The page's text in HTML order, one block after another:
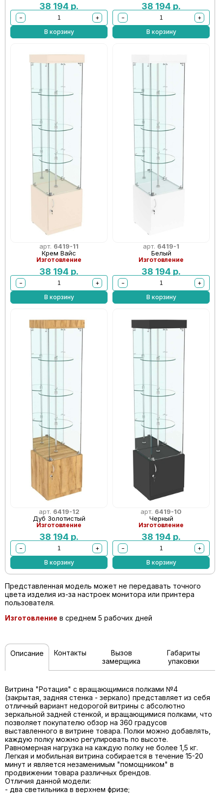
38 194 р.
−
+
В корзину
38 194 р.
−
+
В корзину
арт. 6419-11
Крем Вайс
Изготовление
38 194 р.
−
+
В корзину
арт. 6419-1
Белый
Изготовление
38 194 р.
−
+
В корзину
арт. 6419-12
Дуб Золотистый
Изготовление
38 194 р.
−
+
В корзину
арт. 6419-10
Черный
Изготовление
38 194 р.
−
+
В корзину
Представленная модель может не передавать точного
цвета изделия из-за настроек монитора или принтера
пользователя.
Изготовление в среднем 5 рабочих дней
Описание Контакты
Вызов
замерщика
Габариты
упаковки
Витрина "Ротация" с вращающимися полками №4
(закрытая, задняя стенка - зеркало) представляет из себя
отличный вариант недорогой витрины с абсолютно
зеркальной задней стенкой, и вращающимися полками, что
позволяет покупателю обзор на 360 градусов
выставленного в витрине товара. Полки можно добавлять,
каждую полку можно регулировать по высоте.
Равномерная нагрузка на каждую полку не более 1,5 кг.
Легкая и мобильная витрина собирается в течение 15-20
минут и является незаменимым "помощником" в
продвижении товара различных брендов.
Отличия данной модели:
- два светильника в верхнем фризе;